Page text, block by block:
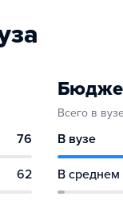
76
62
Всего в
В вузе
В среднем